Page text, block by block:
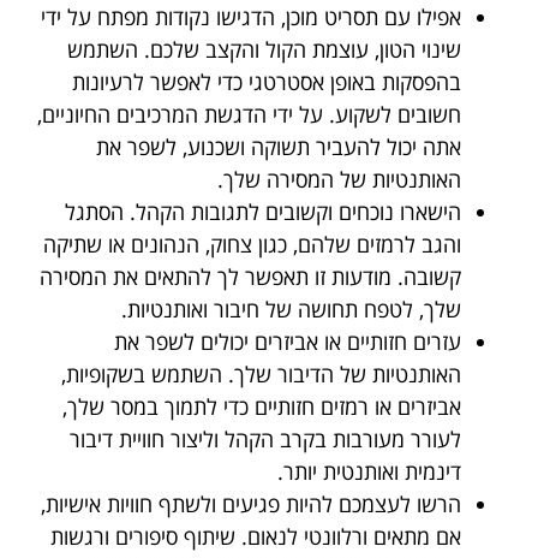
אפילו עם תסריט מוכן, הדגישו נקודות מפתח על ידי
שינוי הטון, עוצמת הקול והקצב שלכם. השתמש
בהפסקות באופן אסטרטגי כדי לאפשר לרעיונות
חשובים לשקוע. על ידי הדגשת המרכיבים החיוניים,
אתה יכול להעביר תשוקה ושכנוע, לשפר את
האותנטיות של המסירה שלך.
הישארו נוכחים וקשובים לתגובות הקהל. הסתגל
והגב לרמזים שלהם, כגון צחוק, הנהונים או שתיקה
קשובה. מודעות זו תאפשר לך להתאים את המסירה
שלך, לטפח תחושה של חיבור ואותנטיות.
עזרים חזותיים או אביזרים יכולים לשפר את
האותנטיות של הדיבור שלך. השתמש בשקופיות,
אביזרים או רמזים חזותיים כדי לתמוך במסר שלך,
לעורר מעורבות בקרב הקהל וליצור חוויית דיבור
דינמית ואותנטית יותר.
הרשו לעצמכם להיות פגיעים ולשתף חוויות אישיות,
אם מתאים ורלוונטי לנאום. שיתוף סיפורים ורגשות